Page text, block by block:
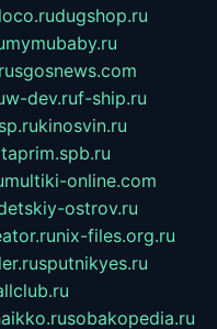
dugshop.ru
mymubaby.ru
rusgosnews.com
w-dev.ruf-ship.ru
kinosvin.ru
multiki-online.com
ostrov.ru
nix-files.org.ru
sputnikyes.ru
sobakopedia.ru